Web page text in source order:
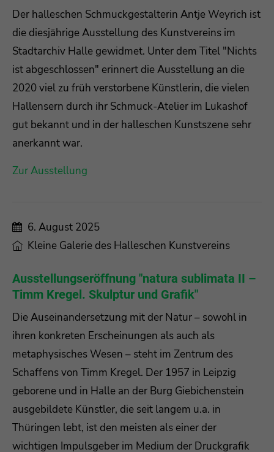
Der halleschen Schmuckgestalterin Antje Weyrich ist
die diesjährige Ausstellung des Kunstvereins im
Stadtarchiv Halle gewidmet. Unter dem Titel "Nichts
ist abgeschlossen" erinnert die Ausstellung an die
2020 viel zu früh verstorbene Künstlerin, die vielen
Hallensern durch ihr Schmuck-Atelier im Lukashof
gut bekannt und in der halleschen Kunstszene sehr
anerkannt war.
Zur Ausstellung
6. August 2025
Kleine Galerie des Halleschen Kunstvereins
Ausstellungseröffnung "natura sublimata II –
Timm Kregel. Skulptur und Grafik"
Die Auseinandersetzung mit der Natur – sowohl in
ihren konkreten Erscheinungen als auch als
metaphysisches Wesen – steht im Zentrum des
Schaffens von Timm Kregel. Der 1957 in Leipzig
geborene und in Halle an der Burg Giebichenstein
ausgebildete Künstler, die seit langem u.a. in
Thüringen lebt, ist den meisten als einer der
wichtigen Impulsgeber im Medium der Druckgrafik